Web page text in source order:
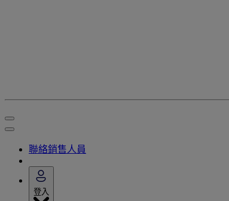
聯絡銷售人員
登入